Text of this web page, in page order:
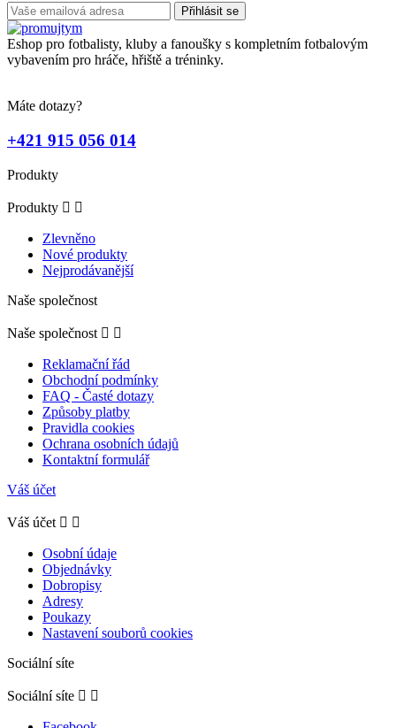
Eshop pro fotbalisty, kluby a fanoušky s kompletním fotbalovým
vybavením pro hráče, hřiště a tréninky.
Máte dotazy?
+421 915 056 014
Produkty
Produkty  
Zlevněno
Nové produkty
Nejprodávanější
Naše společnost
Naše společnost  
Reklamační řád
Obchodní podmínky
FAQ - Časté dotazy
Způsoby platby
Pravidla cookies
Ochrana osobních údajů
Kontaktní formulář
Váš účet
Váš účet  
Osobní údaje
Objednávky
Dobropisy
Adresy
Poukazy
Nastavení souborů cookies
Sociální síte
Sociální síte  